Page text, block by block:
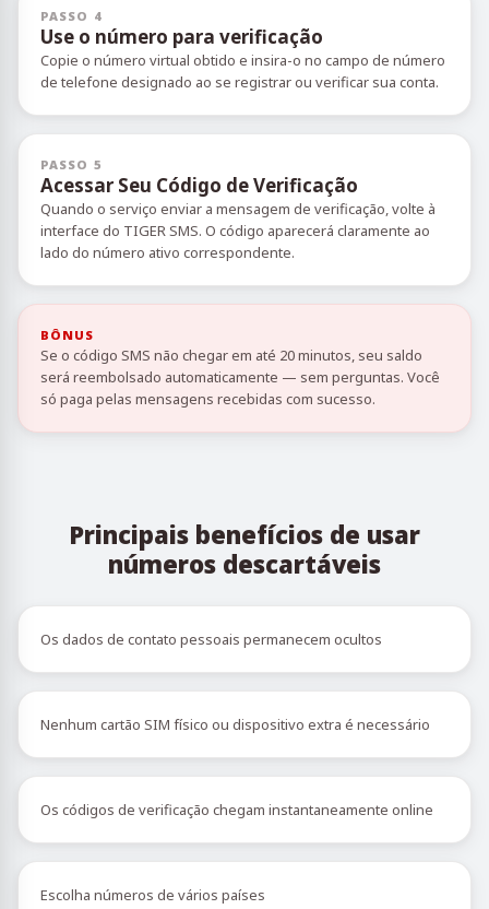
PASSO 4
Use o número para verificação
Copie o número virtual obtido e insira-o no campo de número
de telefone designado ao se registrar ou verificar sua conta.
PASSO 5
Acessar Seu Código de Verificação
Quando o serviço enviar a mensagem de verificação, volte à
interface do TIGER SMS. O código aparecerá claramente ao
lado do número ativo correspondente.
BÔNUS
Se o código SMS não chegar em até 20 minutos, seu saldo
será reembolsado automaticamente — sem perguntas. Você
só paga pelas mensagens recebidas com sucesso.
Principais benefícios de usar
números descartáveis
Os dados de contato pessoais permanecem ocultos
Nenhum cartão SIM físico ou dispositivo extra é necessário
Os códigos de verificação chegam instantaneamente online
Escolha números de vários países